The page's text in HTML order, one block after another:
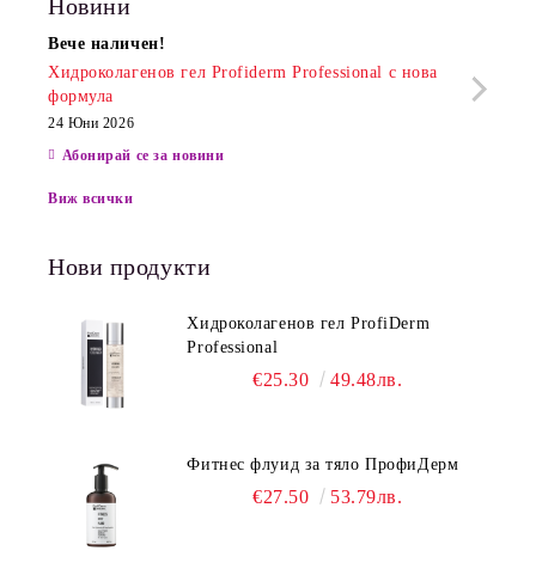
Новини
Вече наличен!
Хидроколагенов гел Profiderm Professional с нова
формула
24 Юни 2026
Абонирай се за новини
Виж всички
Нови продукти
Хидроколагенов гел ProfiDerm
Professional
€25.30 49.48лв.
Фитнес флуид за тяло ПрофиДерм
€27.50 53.79лв.